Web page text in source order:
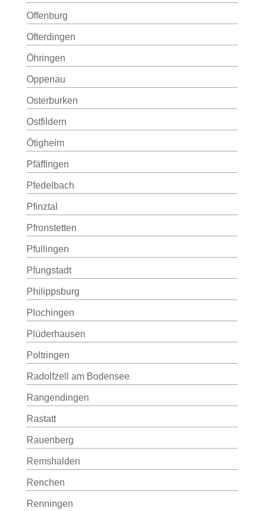
Offenburg
Ofterdingen
Öhringen
Oppenau
Osterburken
Ostfildern
Ötigheim
Pfäffingen
Pfedelbach
Pfinztal
Pfronstetten
Pfullingen
Pfungstadt
Philippsburg
Plochingen
Plüderhausen
Poltringen
Radolfzell am Bodensee
Rangendingen
Rastatt
Rauenberg
Remshalden
Renchen
Renningen